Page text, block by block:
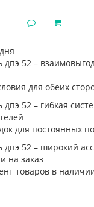
для обеих
для постоянных
товаров в